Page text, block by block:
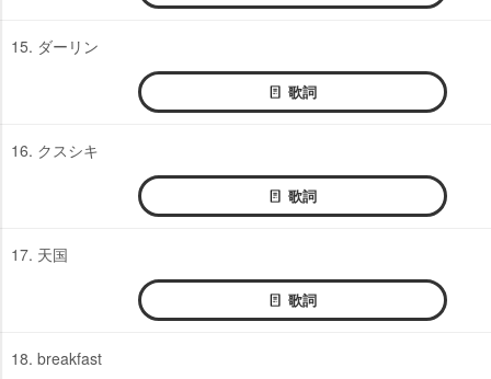
15. ダーリン
歌詞
16. クスシキ
歌詞
17. 天国
歌詞
18. breakfast